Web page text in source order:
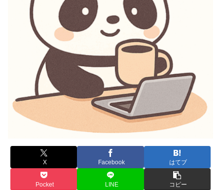
X Facebook はてブ
Pocket LINE コピー